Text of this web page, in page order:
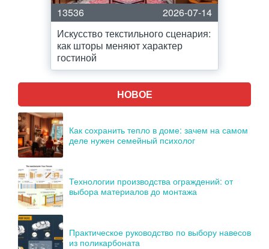
13536
2026-07-14
Искусство текстильного сценария:
как шторы меняют характер
гостиной
НОВОЕ
Как сохранить тепло в доме: зачем на самом
деле нужен семейный психолог
Технологии производства ограждений: от
выбора материалов до монтажа
Практическое руководство по выбору навесов
из поликарбоната